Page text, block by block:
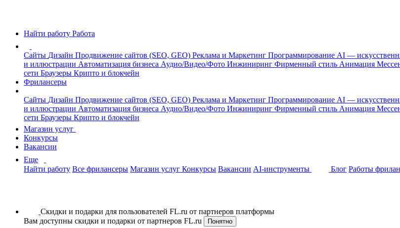
Найти работу Работа
Сайты Дизайн Продвижение сайтов (SEO, GEO) Реклама и Маркетинг Программирование AI —
и иллюстрации Автоматизация бизнеса Аудио/Видео/Фото Инжиниринг Фирменный стиль Анимация
сети Браузеры Крипто и блокчейн
Фрилансеры
Сайты Дизайн Продвижение сайтов (SEO, GEO) Реклама и Маркетинг Программирование AI —
и иллюстрации Автоматизация бизнеса Аудио/Видео/Фото Инжиниринг Фирменный стиль Анимация
сети Браузеры Крипто и блокчейн
Магазин услуг
Конкурсы
Вакансии
Еще
Найти работу Все фрилансеры Магазин услуг Конкурсы Вакансии AI-инструменты Блог Работы
Скидки и подарки для пользователей FL.ru от партнеров платформы
Вам доступны скидки и подарки от партнеров FL.ru
Понятно